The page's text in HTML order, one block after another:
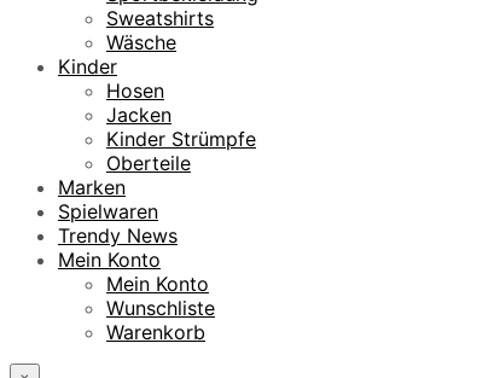
Sweatshirts
Wäsche
Kinder
Hosen
Jacken
Kinder Strümpfe
Oberteile
Marken
Spielwaren
Trendy News
Mein Konto
Mein Konto
Wunschliste
Warenkorb